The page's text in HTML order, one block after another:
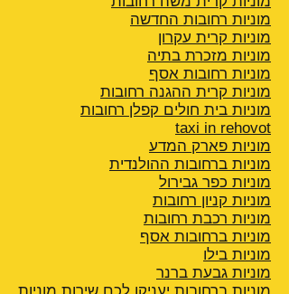
מוניות רחובות החדשה
מוניות קרית עקרון
מוניות מזכרת בתיה
מוניות רחובות אסף
מוניות קרית ההגנה רחובות
מוניות בית חולים קפלן רחובות
taxi in rehovot
מוניות פארק המדע
מוניות ברחובות ההולנדית
מוניות כפר גבירול
מוניות קניון רחובות
מוניות רכבת רחובות
מוניות ברחובות אסף
מוניות בילו
מוניות גבעת ברנר